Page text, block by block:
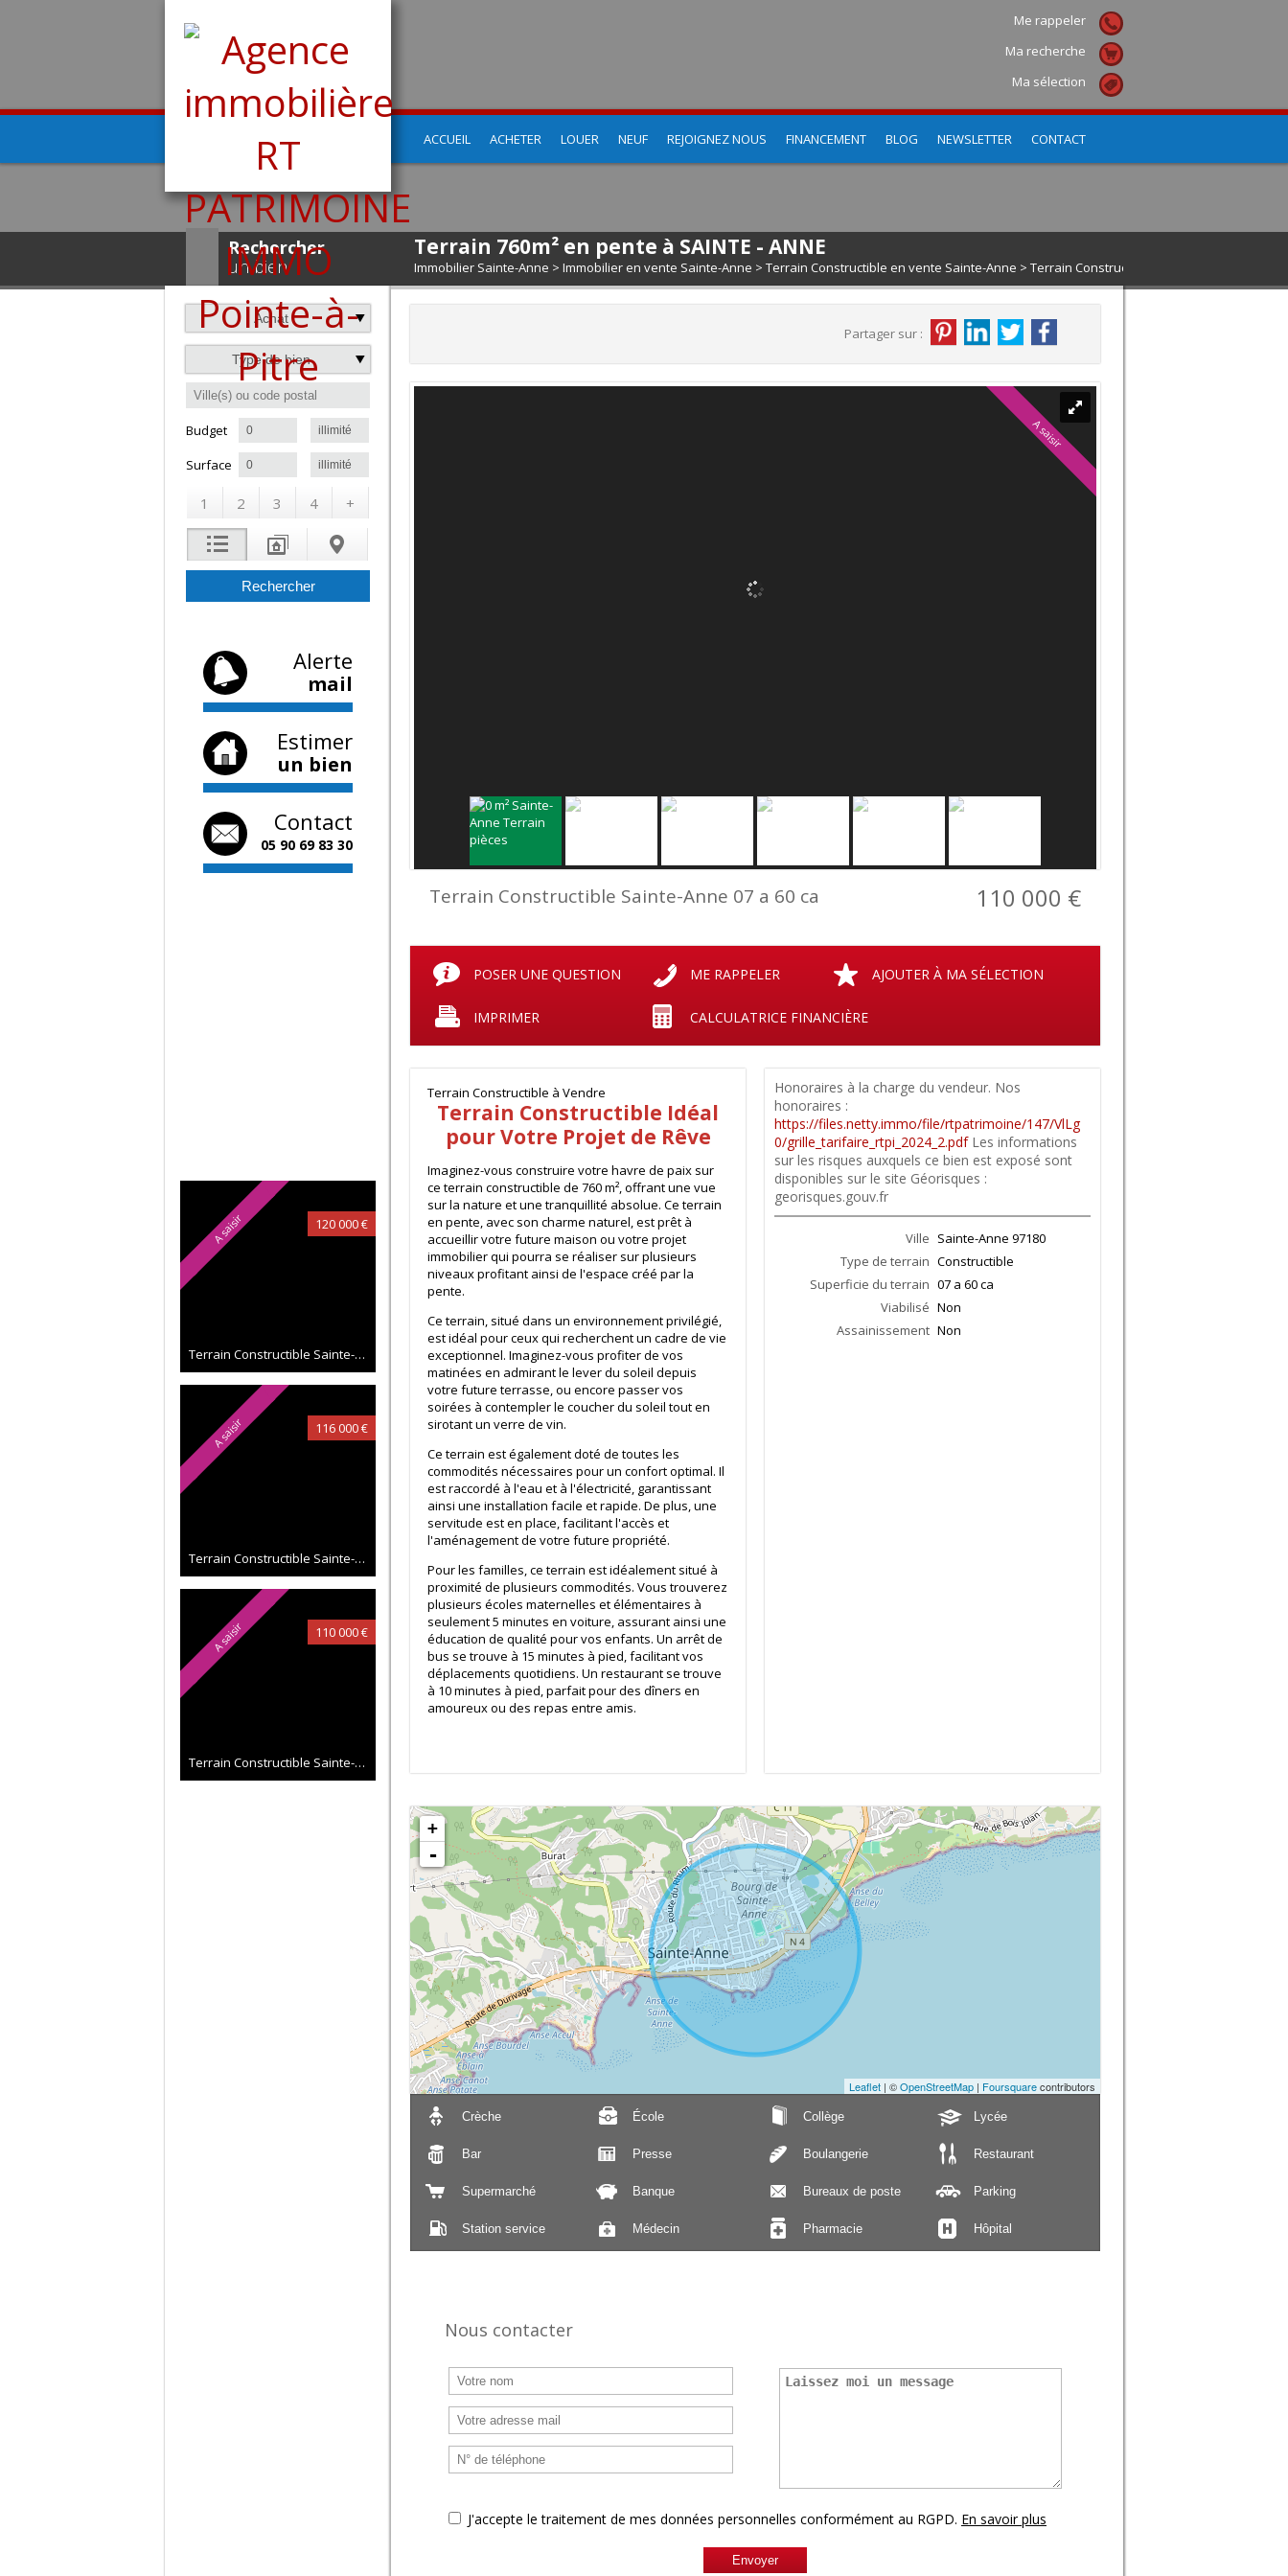
ACCUEIL ACHETER LOUER NEUF REJOIGNEZ NOUS FINANCEMENT BLOG NEWSLETTER CONTACT
Me rappeler
Ma recherche
Ma sélection
Rechercher
un bien
Terrain 760m² en pente à SAINTE - ANNE
Immobilier Sainte-Anne > Immobilier en vente Sainte-Anne > Terrain Constructible en vente Sainte-Anne > Terrain Constructible VT216
Achat
Type de bien
Budget
Surface
1 2 3 4 +
Alerte
mail
Estimer
un bien
Contact
05 90 69 83 30
A saisir 120 000 €
Terrain Constructible Sainte-Anne 08 a 46 ca
A saisir 116 000 €
Terrain Constructible Sainte-Anne 08 a 17 ca
A saisir 110 000 €
Terrain Constructible Sainte-Anne 07 a 60 ca
Partager sur :
A saisir
Terrain Constructible Sainte-Anne 07 a 60 ca 110 000 €
POSER UNE QUESTION ME RAPPELER AJOUTER À MA SÉLECTION
IMPRIMER CALCULATRICE FINANCIÈRE
Terrain Constructible à Vendre
Terrain Constructible Idéal
pour Votre Projet de Rêve
Imaginez-vous construire votre havre de paix sur
ce terrain constructible de 760 m², offrant une vue
sur la nature et une tranquillité absolue. Ce terrain
en pente, avec son charme naturel, est prêt à
accueillir votre future maison ou votre projet
immobilier qui pourra se réaliser sur plusieurs
niveaux profitant ainsi de l'espace créé par la
pente.
Ce terrain, situé dans un environnement privilégié,
est idéal pour ceux qui recherchent un cadre de vie
exceptionnel. Imaginez-vous profiter de vos
matinées en admirant le lever du soleil depuis
votre future terrasse, ou encore passer vos
soirées à contempler le coucher du soleil tout en
sirotant un verre de vin.
Ce terrain est également doté de toutes les
commodités nécessaires pour un confort optimal. Il
est raccordé à l'eau et à l'électricité, garantissant
ainsi une installation facile et rapide. De plus, une
servitude est en place, facilitant l'accès et
l'aménagement de votre future propriété.
Pour les familles, ce terrain est idéalement situé à
proximité de plusieurs commodités. Vous trouverez
plusieurs écoles maternelles et élémentaires à
seulement 5 minutes en voiture, assurant ainsi une
éducation de qualité pour vos enfants. Un arrêt de
bus se trouve à 15 minutes à pied, facilitant vos
déplacements quotidiens. Un restaurant se trouve
à 10 minutes à pied, parfait pour des dîners en
amoureux ou des repas entre amis.
Honoraires à la charge du vendeur. Nos
honoraires :
https://files.netty.immo/file/rtpatrimoine/147/VlLg
0/grille_tarifaire_rtpi_2024_2.pdfLes informations
sur les risques auxquels ce bien est exposé sont
disponibles sur le site Géorisques :
georisques.gouv.fr
Ville Sainte-Anne 97180
Type de terrain Constructible
Superficie du terrain 07 a 60 ca
Viabilisé Non
Assainissement Non
+
-
Leaflet | ©OpenStreetMap | Foursquarecontributors
Crèche École Collège Lycée
Bar Presse Boulangerie Restaurant
Supermarché Banque Bureaux de poste Parking
Station service Médecin Pharmacie Hôpital
Nous contacter
J'accepte le traitement de mes données personnelles conformément au RGPD. En savoir plus